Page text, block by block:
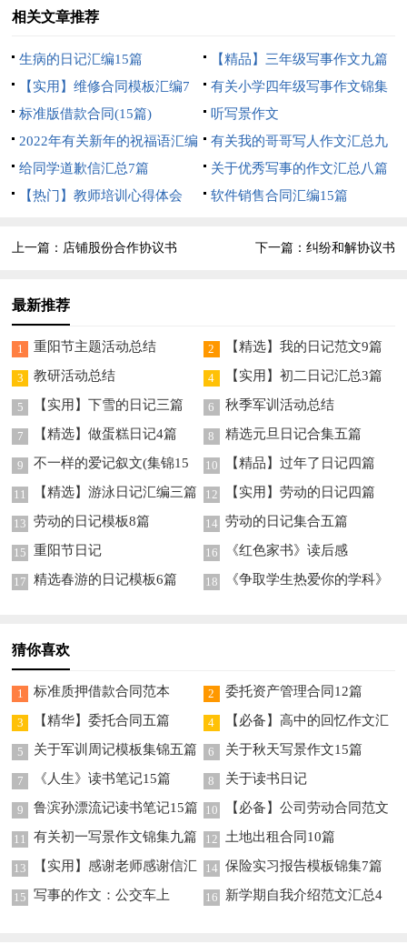
相关文章推荐
生病的日记汇编15篇
【精品】三年级写事作文九篇
【实用】维修合同模板汇编7
篇
有关小学四年级写事作文锦集
十篇
标准版借款合同(15篇)
听写景作文
2022年有关新年的祝福语汇编
80条
有关我的哥哥写人作文汇总九
篇
给同学道歉信汇总7篇
关于优秀写事的作文汇总八篇
【热门】教师培训心得体会
软件销售合同汇编15篇
上一篇： 店铺股份合作协议书 下一篇： 纠纷和解协议书
最新推荐
1 重阳节主题活动总结 2 【精选】我的日记范文9篇
3 教研活动总结 4 【实用】初二日记汇总3篇
5 【实用】下雪的日记三篇 6 秋季军训活动总结
7 【精选】做蛋糕日记4篇 8 精选元旦日记合集五篇
9
不一样的爱记叙文(集锦15
篇)
10 【精品】过年了日记四篇
11 【精选】游泳日记汇编三篇 12 【实用】劳动的日记四篇
13 劳动的日记模板8篇 14 劳动的日记集合五篇
15 重阳节日记 16 《红色家书》读后感
17 精选春游的日记模板6篇 18
《争取学生热爱你的学科》
猜你喜欢
1 标准质押借款合同范本 2 委托资产管理合同12篇
3 【精华】委托合同五篇 4
【必备】高中的回忆作文汇
总七篇
5 关于军训周记模板集锦五篇 6 关于秋天写景作文15篇
7 《人生》读书笔记15篇 8 关于读书日记
9 鲁滨孙漂流记读书笔记15篇 10
【必备】公司劳动合同范文
六篇
11 有关初一写景作文锦集九篇 12 土地出租合同10篇
13
【实用】感谢老师感谢信汇
总八篇
14 保险实习报告模板锦集7篇
15
写事的作文：公交车上
16
新学期自我介绍范文汇总4